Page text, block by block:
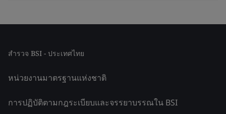
สำรวจ BSI - ประเทศไทย
หน่วยงานมาตรฐานแห่งชาติ
การปฏิบัติตามกฎระเบียบและจรรยาบรรณใน BSI